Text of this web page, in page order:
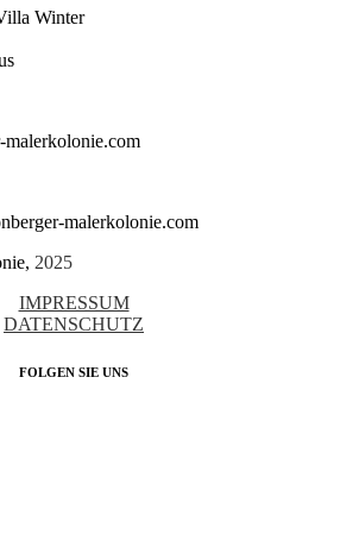
Winter
malerkolonie.com
2025
IMPRESSUM
DATENSCHUTZ
FOLGEN SIE UNS